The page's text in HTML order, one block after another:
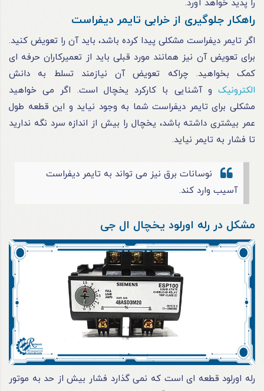
را پدید خواهد آورد.
راهکار جلوگیری از خرابی تایمر دیفراست
اگر تایمر دیفراست مشکلی پیدا کرده باشد، باید آن را تعویض کنید.
برای تعویض آن نیز همانند مورد قبلی باید از تعمیرکاران حرفه‌ ای
کمک بخواهید. چراکه تعویض آن نیازمند تسلط به دانش
الکترونیک و آشنایی با کارکرد یخچال است. اگر می‌ خواهید
مشکلی برای تایمر دیفراست شما به‌ وجود نیاید و این قطعه طول
عمر بیشتری داشته باشد، یخچال را بیش‌ از اندازه سرد نگه ندارید
تا فشار به تایمر نیاید.
نوسانات برق نیز می‌ تواند به تایمر دیفراست
آسیب وارد کند.
مشکل در رله اورلود یخچال ال جی
رله اورلود قطعه‌ ای است که نمی‌ گذارد فشار بیش‌ از حد به موتور